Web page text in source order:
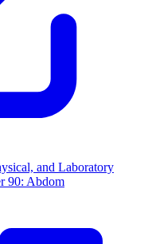
and Laboratory
90: Abdom